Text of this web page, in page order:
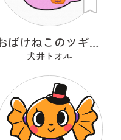
おばけねこのツギハギ
犬井トオル